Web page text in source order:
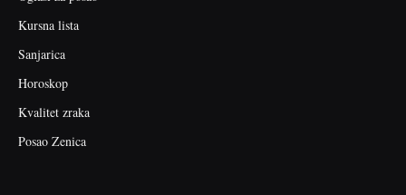
Kursna lista
Sanjarica
Horoskop
Kvalitet zraka
Posao Zenica